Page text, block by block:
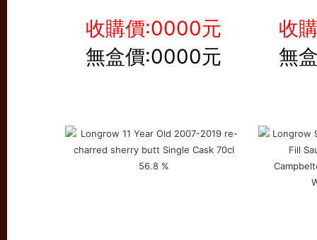
收購價:0000元
無盒價:0000元
收
無